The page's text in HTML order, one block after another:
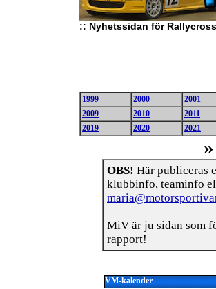
:: Nyhetssidan för Rallycross
1999 2000 2001
2009
2010 2011
2019
2020 2021
»
OBS! Här publiceras
klubbinfo, teaminfo
MiV är ju sidan som
rapport!
VM-kalender